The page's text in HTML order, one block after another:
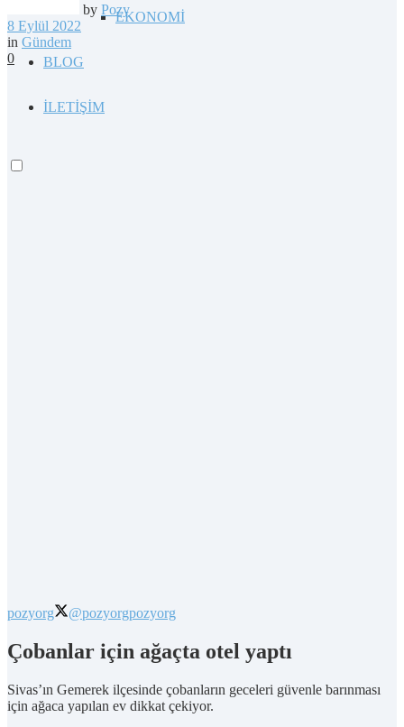
EKONOMİ
BLOG
İLETİŞİM
by Pozy
8 Eylül 2022
in Gündem
0
pozyorg @pozyorgpozyorg
Çobanlar için ağaçta otel yaptı
Sivas’ın Gemerek ilçesinde çobanların geceleri güvenle barınması
için ağaca yapılan ev dikkat çekiyor.